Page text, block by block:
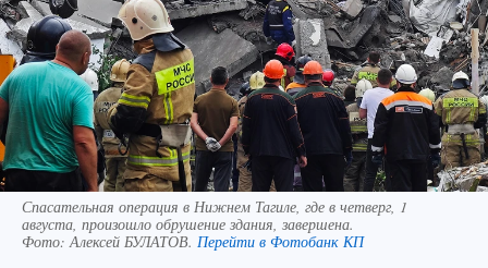
Спасательная операция в Нижнем Тагиле, где в четверг, 1
августа, произошло обрушение здания, завершена.
Фото: Алексей БУЛАТОВ. Перейти в Фотобанк КП